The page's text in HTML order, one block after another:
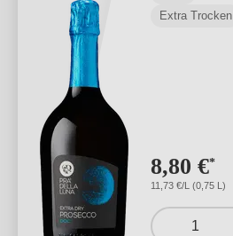
Extra Trocken
8,80 €*
11,73 €/L (0,75 L)
1